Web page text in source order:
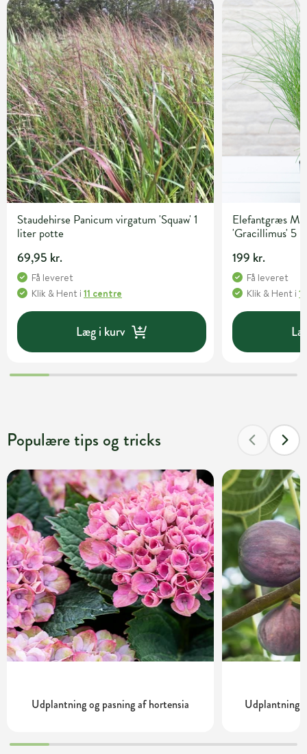
Staudehirse Panicum virgatum 'Squaw' 1
liter potte
69,95 kr.
Få leveret
Klik & Hent i 11 centre
Læg i kurv
Elefantgræs
'Gracillimus' 5
199 kr.
Få leveret
Klik & Hent i
Populære tips og tricks
Udplantning og pasning af hortensia Udplantning